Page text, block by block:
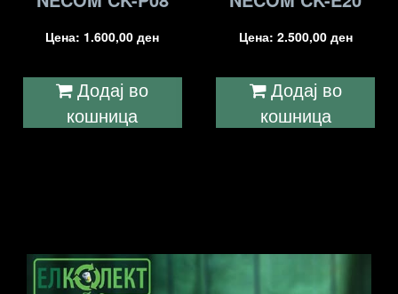
Цена: 1.600,00ден
Додај во
кошница
Цена: 2.500,00 ден
Додај во
кошница